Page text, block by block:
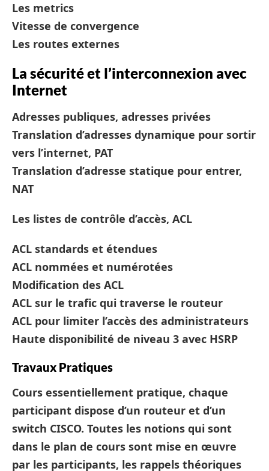
Les metrics
Vitesse de convergence
Les routes externes
La sécurité et l’interconnexion avec
Internet
Adresses publiques, adresses privées
Translation d’adresses dynamique pour sortir
vers l’internet, PAT
Translation d’adresse statique pour entrer,
NAT
Les listes de contrôle d’accès, ACL
ACL standards et étendues
ACL nommées et numérotées
Modification des ACL
ACL sur le trafic qui traverse le routeur
ACL pour limiter l’accès des administrateurs
Haute disponibilité de niveau 3 avec HSRP
Travaux Pratiques
Cours essentiellement pratique, chaque
participant dispose d’un routeur et d’un
switch CISCO. Toutes les notions qui sont
dans le plan de cours sont mise en œuvre
par les participants, les rappels théoriques